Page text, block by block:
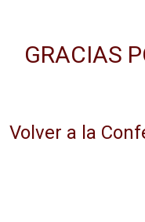
GRACIAS
Volver a la